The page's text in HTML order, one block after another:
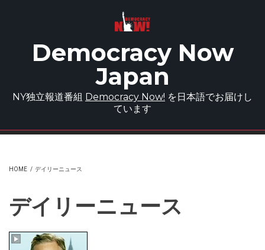
Democracy Now
Japan
NY独立報道番組 Democracy Now! を日本語でお届けし
ています
HOME / デイリーニュース
デイリーニュース